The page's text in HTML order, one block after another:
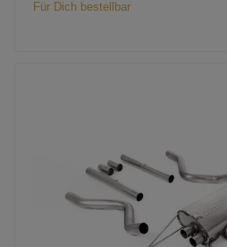
Für Dich bestellbar